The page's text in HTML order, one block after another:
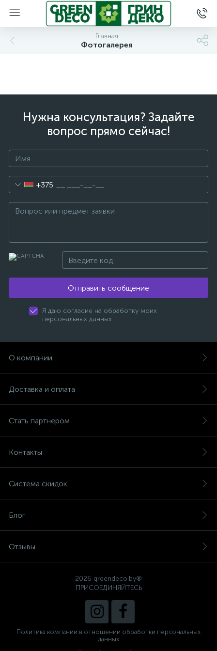
Главная
Фотогалерея
Нужна консультация? Задайте
вопрос прямо сейчас!
+375
Отправить сообщение
Я даю согласие на обработку моих
персональных данных
О компании
Доставка и оплата
Стать партнером
Контакты
Система скидок
Блог
Отзывы
2026 greendeco.by®
ПРИСОЕДИНЯЙТЕСЬ
Политика компании в отношении обработки персональных
данных